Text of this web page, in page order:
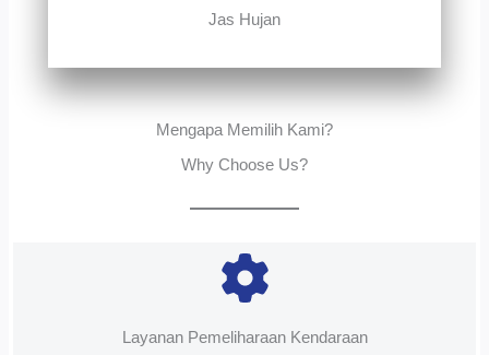
Jas Hujan
Mengapa Memilih Kami?
Why Choose Us?
Layanan Pemeliharaan Kendaraan